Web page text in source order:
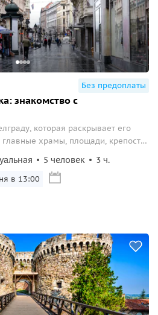
Без предоплаты
знакомство с
которая раскрывает его
5 человек 3 ч.
в 13:00